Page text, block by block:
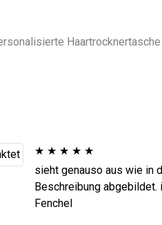
★ ★ ★ ★ ★
sieht genauso aus wie in
Beschreibung abgebildet.
Fenchel